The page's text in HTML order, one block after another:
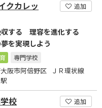
クカレッ
追加
収する 理容を進化する
を実現しよう
専門学校
阪市阿倍野区 ＪＲ環状線
校 追加